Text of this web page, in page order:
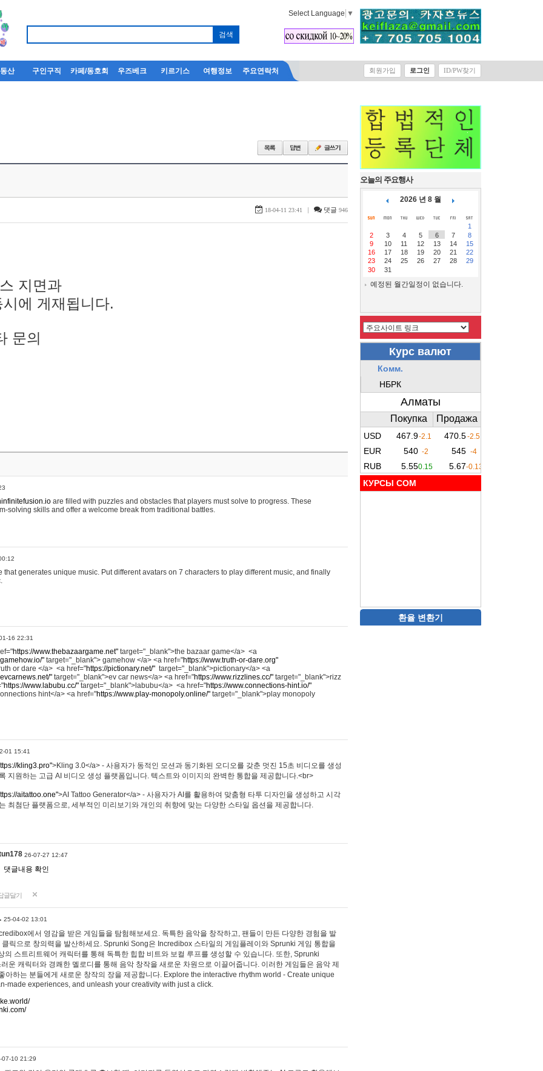
Select Language ▼
산 구인구직 카페/동호회 우즈베크 키르기스 여행정보 주요연락처 회원가입 로그인 ID/PW찾기
18-04-11 23:41 | 댓글 946
지면과
에 게재됩니다.
문의
are filled with puzzles and obstacles that players must solve to progress. These
solving skills and offer a welcome break from traditional battles.
that generates unique music. Put different avatars on 7 characters to play different music, and finally
16 22:31
https://www.thebazaargame.net" target="_blank">the bazaar game</a> <a
" target="_blank"> gamehow </a> <a href="https://www.truth-or-dare.org"
or dare </a> <a href="https://pictionary.net/" target="_blank">pictionary</a> <a
" target="_blank">ev car news</a> <a href="https://www.rizzlines.cc/" target="_blank">rizz
https://www.labubu.cc/" target="_blank">labubu</a> <a href="https://www.connections-hint.io/"
hint</a> <a href="https://www.play-monopoly.online/" target="_blank">play monopoly
01 15:41
kling3.pro">Kling 3.0</a> - 사용자가 동적인 모션과 동기화된 오디오를 갖춘 멋진 15초 비디오를 생성
지원하는 고급 AI 비디오 생성 플랫폼입니다. 텍스트와 이미지의 완벽한 통합을 제공합니다.<br>
aitattoo.one">AI Tattoo Generator</a> - 사용자가 AI를 활용하여 맞춤형 타투 디자인을 생성하고 시각
최첨단 플랫폼으로, 세부적인 미리보기와 개인의 취향에 맞는 다양한 스타일 옵션을 제공합니다.
26-07-27 12:47
댓글내용 확인
글달기
25-04-02 13:01
에서 영감을 받은 게임들을 탐험해보세요. 독특한 음악을 창작하고, 팬들이 만든 다양한 경험을 발
클릭으로 창의력을 발산하세요. Sprunki Song은 Incredibox 스타일의 게임플레이와 Sprunki 게임 통합을
의 스트리트웨어 캐릭터를 통해 독특한 힙합 비트와 보컬 루프를 생성할 수 있습니다. 또한, Sprunki
운 캐릭터와 경쾌한 멜로디를 통해 음악 창작을 새로운 차원으로 이끌어줍니다. 이러한 게임들은 음악 제
아하는 분들에게 새로운 창작의 장을 제공합니다. Explore the interactive rhythm world - Create unique
made experiences, and unleash your creativity with just a click.
07-10 21:29
오늘의 주요행사
2026 년 8 월
1
2
3 4 5 6 7
8
9
10 11 12 13 14
15
16
17 18 19 20 21
22
23
24 25 26 27 28
29
30
31
예정된 월간일정이 없습니다.
КУРСЫ COM
환율 변환기